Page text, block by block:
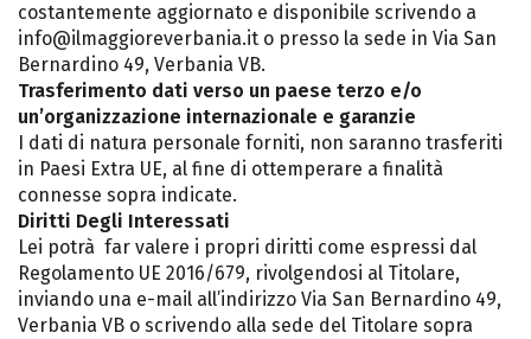
costantemente aggiornato e disponibile scrivendo a
info@ilmaggioreverbania.it o presso la sede in Via San
Bernardino 49, Verbania VB.
Trasferimento dati verso un paese terzo e/o
un’organizzazione internazionale e garanzie
I dati di natura personale forniti, non saranno trasferiti
in Paesi Extra UE, al fine di ottemperare a finalità
connesse sopra indicate.
Diritti Degli Interessati
Lei potrà far valere i propri diritti come espressi dal
Regolamento UE 2016/679, rivolgendosi al Titolare,
inviando una e-mail all’indirizzo Via San Bernardino 49,
Verbania VB o scrivendo alla sede del Titolare sopra